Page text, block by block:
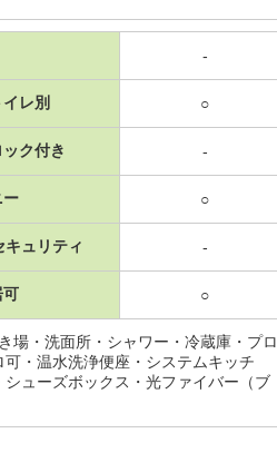
-
レ別 ○
ク付き -
ー ○
キュリティ -
可 ○
場・洗面所・シャワー・冷蔵庫・プロ
・温水洗浄便座・システムキッチ
ューズボックス・光ファイバー（ブ